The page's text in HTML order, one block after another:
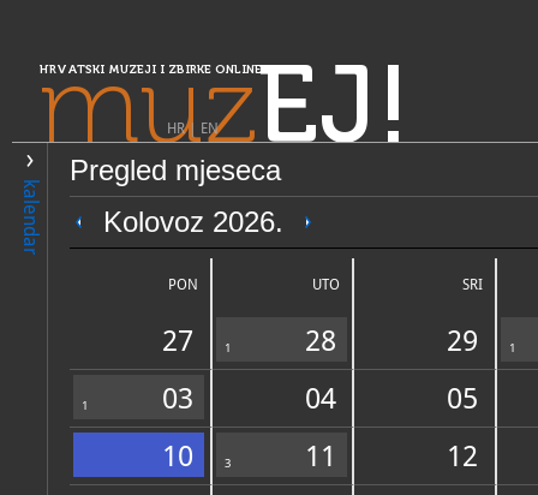
HRVATSKI MUZEJI I ZBIRKE ONLINE
muzEJ!
HR| EN
kalendar
Pregled mjeseca
Kolovoz 2026.
PON UTO SRI
27 1 28 29 1
1 03 04
05
10
3 11
12
PRETRAŽIVANJE
Središnja Hrvatska
Etno kuća - čardak Ivanić-
OPĆI PODACI